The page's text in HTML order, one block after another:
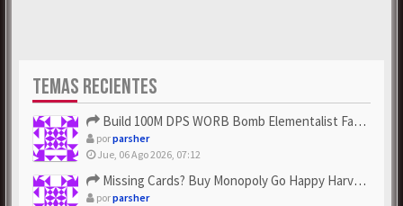
TEMAS RECIENTES
Build 100M DPS WORB Bomb Elementalist Fast - Grab POE Curren...
porparsher
Jue, 06 Ago 2026, 07:12
Missing Cards? Buy Monopoly Go Happy Harvest with Looney Tun...
porparsher